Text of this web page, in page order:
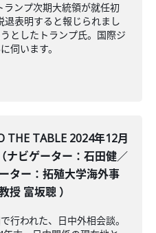
ランプ次期大統領が就任初
退表明すると報じられまし
としたトランプ氏。国際ジ
伺います。
THE TABLE 2024年12月
ナビゲーター：石田健／
ター：拓殖大学海外事
授 富坂聰 ）
行われた、日中外相会談。